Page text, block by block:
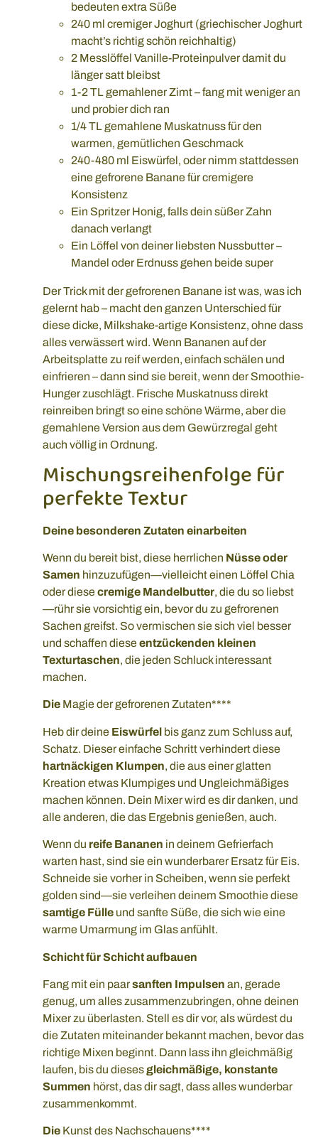
bedeuten extra Süße
240 ml cremiger Joghurt (griechischer Joghurt
macht’s richtig schön reichhaltig)
2 Messlöffel Vanille-Proteinpulver damit du
länger satt bleibst
1-2 TL gemahlener Zimt – fang mit weniger an
und probier dich ran
1/4 TL gemahlene Muskatnuss für den
warmen, gemütlichen Geschmack
240-480 ml Eiswürfel, oder nimm stattdessen
eine gefrorene Banane für cremigere
Konsistenz
Ein Spritzer Honig, falls dein süßer Zahn
danach verlangt
Ein Löffel von deiner liebsten Nussbutter –
Mandel oder Erdnuss gehen beide super
Der Trick mit der gefrorenen Banane ist was, was ich
gelernt hab – macht den ganzen Unterschied für
diese dicke, Milkshake-artige Konsistenz, ohne dass
alles verwässert wird. Wenn Bananen auf der
Arbeitsplatte zu reif werden, einfach schälen und
einfrieren – dann sind sie bereit, wenn der Smoothie-
Hunger zuschlägt. Frische Muskatnuss direkt
reinreiben bringt so eine schöne Wärme, aber die
gemahlene Version aus dem Gewürzregal geht
auch völlig in Ordnung.
Mischungsreihenfolge für
perfekte Textur
Deine besonderen Zutaten einarbeiten
Wenn du bereit bist, diese herrlichen Nüsse oder
Samen hinzuzufügen—vielleicht einen Löffel Chia
oder diesecremige Mandelbutter, die du so liebst
—rühr sie vorsichtig ein, bevor du zu gefrorenen
Sachen greifst. So vermischen sie sich viel besser
und schaffen dieseentzückenden kleinen
Texturtaschen, die jeden Schluck interessant
machen.
Die Magie der gefrorenen Zutaten****
Heb dir deine Eiswürfel bis ganz zum Schluss auf,
Schatz. Dieser einfache Schritt verhindert diese
hartnäckigen Klumpen, die aus einer glatten
Kreation etwas Klumpiges und Ungleichmäßiges
machen können. Dein Mixer wird es dir danken, und
alle anderen, die das Ergebnis genießen, auch.
Wenn du reife Bananen in deinem Gefrierfach
warten hast, sind sie ein wunderbarer Ersatz für Eis.
Schneide sie vorher in Scheiben, wenn sie perfekt
golden sind—sie verleihen deinem Smoothie diese
samtige Fülle und sanfte Süße, die sich wie eine
warme Umarmung im Glas anfühlt.
Schicht für Schicht aufbauen
Fang mit ein paarsanften Impulsen an, gerade
genug, um alles zusammenzubringen, ohne deinen
Mixer zu überlasten. Stell es dir vor, als würdest du
die Zutaten miteinander bekannt machen, bevor das
richtige Mixen beginnt. Dann lass ihn gleichmäßig
laufen, bis du diesesgleichmäßige, konstante
Summen hörst, das dir sagt, dass alles wunderbar
zusammenkommt.
Die Kunst des Nachschauens****